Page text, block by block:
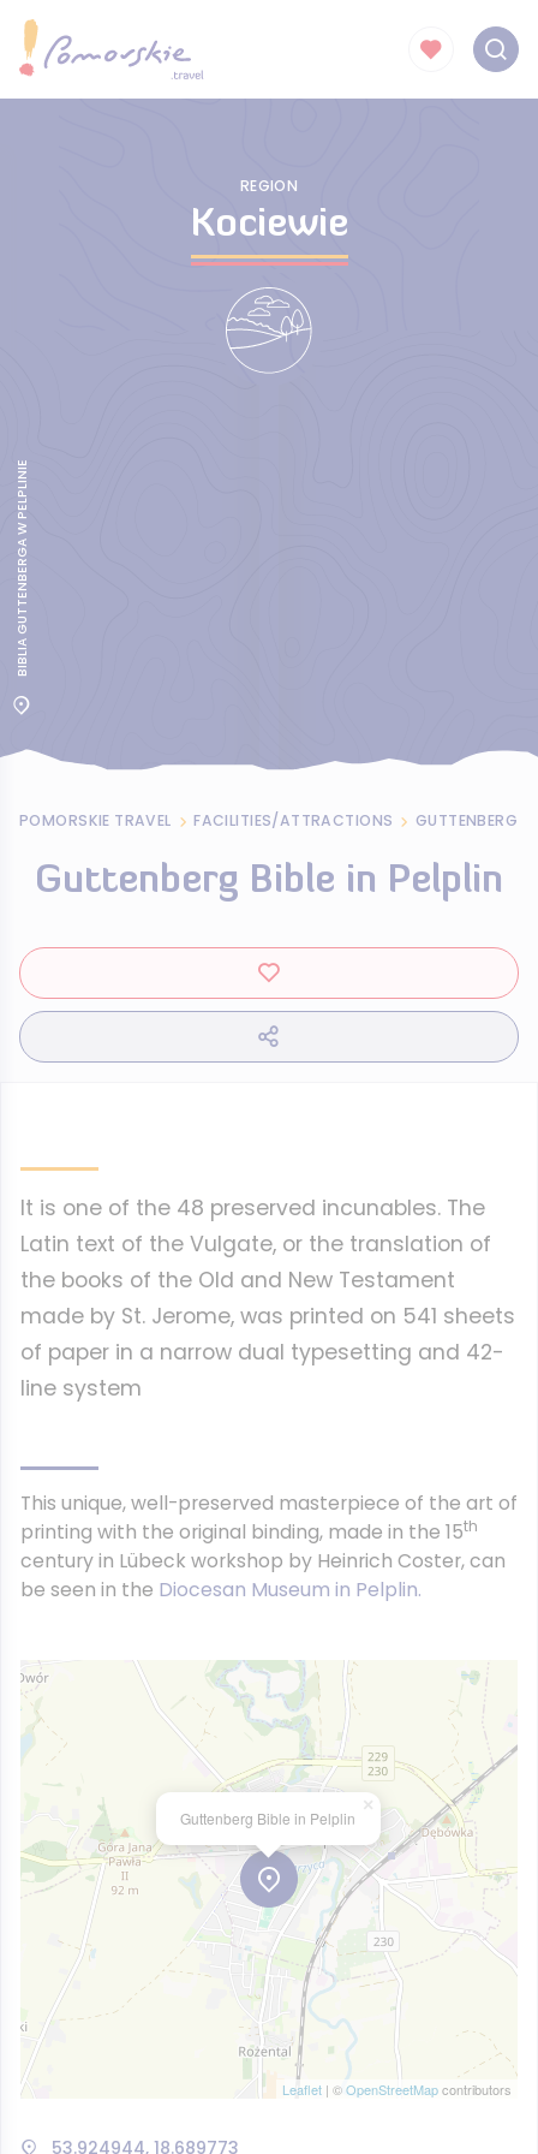
REGION
Kociewie
BIBLIA GUTTENBERGA W PELPLINIE
POMORSKIE TRAVEL FACILITIES/ATTRACTIONS GUTTENBERG
Guttenberg Bible in Pelplin
It is one of the 48 preserved incunables. The
Latin text of the Vulgate, or the translation of
the books of the Old and New Testament
made by St. Jerome, was printed on 541 sheets
of paper in a narrow dual typesetting and 42-
line system
This unique, well-preserved masterpiece of the art of
printing with the original binding, made in the 15th
century in Lübeck workshop by Heinrich Coster, can
be seen in the Diocesan Museum in Pelplin.
Guttenberg Bible in Pelplin
×
Leaflet | ©OpenStreetMapcontributors
53.924944, 18.689773